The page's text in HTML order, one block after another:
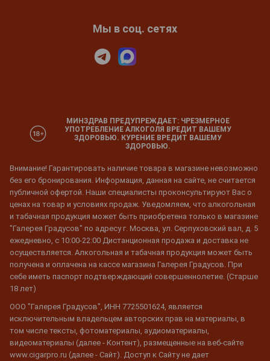
Мы в соц. сетях
МИНЗДРАВ ПРЕДУПРЕЖДАЕТ: ЧРЕЗМЕРНОЕ
УПОТРЕБЛЕНИЕ АЛКОГОЛЯ ВРЕДИТ ВАШЕМУ
ЗДОРОВЬЮ. КУРЕНИЕ ВРЕДИТ ВАШЕМУ
ЗДОРОВЬЮ.
Внимание! Гарантировать наличие товара в магазине невозможно
без его бронирования. Информация, данная на сайте, не считается
публичной офертой. Наши специалисты проконсультируют Вас о
ценах на товар и условиях продаж. Уведомляем, что алкогольная
и табачная продукция может быть приобретена только в магазине
"Галерея Градусов" по адресу г. Москва, ул. Серпуховский вал, д. 5
ежедневно, с 10:00-22:00 Дистанционная продажа и доставка не
осуществляется. Алкогольная и табачная продукция может быть
получена и оплачена на кассе магазина Галерея Градусов. При
себе иметь паспорт подтверждающий совершеннолетие. (Старше
18 лет)
ООО "Галерея Градусов", ИНН 7725501624, является
исключительным владельцем авторских прав на материалы, в
том числе тексты, фотоматериалы, аудиоматериалы,
видеоматериалы (далее - Контент), размещенные на веб-сайте
www.cigarpro.ru (далее - Сайт). Доступ к Сайту не дает